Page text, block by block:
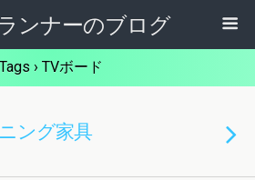
ンナーのブログ
Tags › TVボード
ング家具